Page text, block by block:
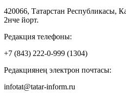
420066, Татарстан Республикасы,
2нче йорт.
Редакция телефоны:
+7 (843) 222-0-999 (1304)
Редакциянең электрон почтасы:
infotat@tatar-inform.ru